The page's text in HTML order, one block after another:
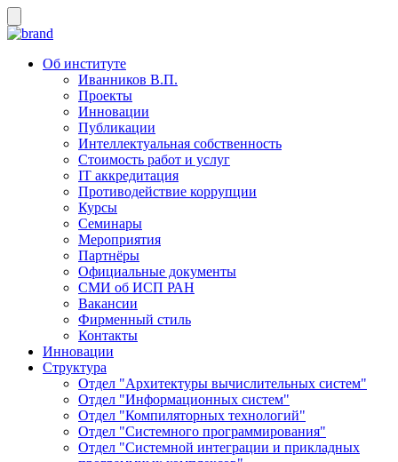
Об институте
Иванников В.П.
Проекты
Инновации
Публикации
Интеллектуальная собственность
Стоимость работ и услуг
IT аккредитация
Противодействие коррупции
Курсы
Семинары
Мероприятия
Партнёры
Официальные документы
СМИ об ИСП РАН
Вакансии
Фирменный стиль
Контакты
Инновации
Структура
Отдел "Архитектуры вычислительных систем"
Отдел "Информационных систем"
Отдел "Компиляторных технологий"
Отдел "Системного программирования"
Отдел "Системной интеграции и прикладных